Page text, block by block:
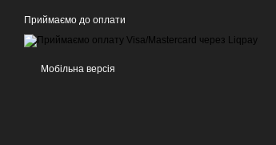
Приймаємо до оплати
Мобільна версія